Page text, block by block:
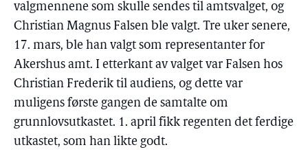
valgmennene som skulle sendes til amtsvalget, og
Christian Magnus Falsen ble valgt. Tre uker senere,
17. mars, ble han valgt som representanter for
Akershus amt. I etterkant av valget var Falsen hos
Christian Frederik til audiens, og dette var
muligens første gangen de samtalte om
grunnlovsutkastet. 1. april fikk regenten det ferdige
utkastet, som han likte godt.